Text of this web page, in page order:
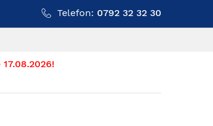
Telefon: 0792 32 32 30